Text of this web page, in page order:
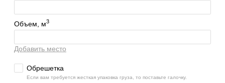
Объем, м3
Добавить место
Обрешетка
Если вам требуется жесткая упаковка груза, то поставьте галочку.